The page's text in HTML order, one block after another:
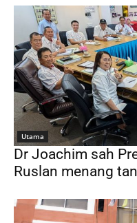
Utama
Dr Joachim sah
Ruslan menang